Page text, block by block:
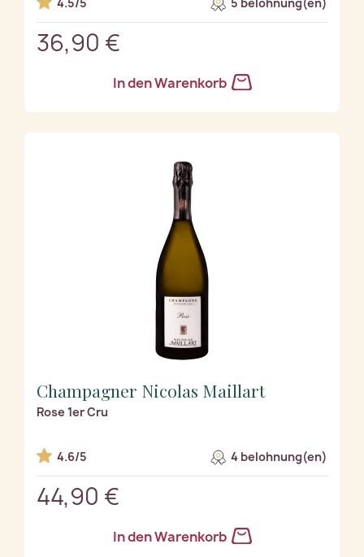
36,90 €
In den Warenkorb
Champagner Nicolas Maillart
Rose 1er Cru
4.6/5 4 belohnung(en)
44,90 €
In den Warenkorb